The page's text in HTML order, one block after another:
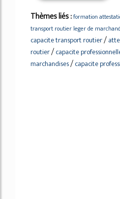
Thèmes liés :formation
transport routier leger de
capacite transport routier/
routier/capacite
marchandises/capacite